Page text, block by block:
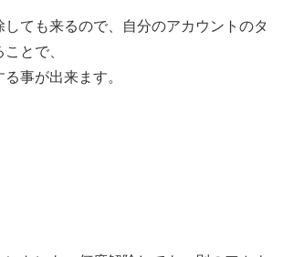
ても来るので、自分のアカウントのタ
とで、
事が出来ます。